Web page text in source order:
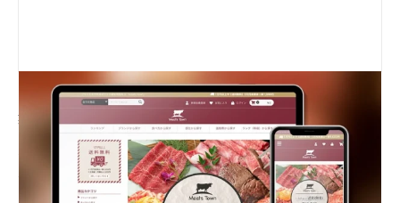
「事業を通じて地方のエンパワーメントを目指す」、多角的な事
業展開をされる株式会社Deepact様の一事業として、国内のさま
ざまな特選ブランド牛を厳選して販売する、ブランド牛に特化し
たモール型の通販サイトMeatsTown（ミーツタウン）の開発、
SEO対策を支援いたしました。